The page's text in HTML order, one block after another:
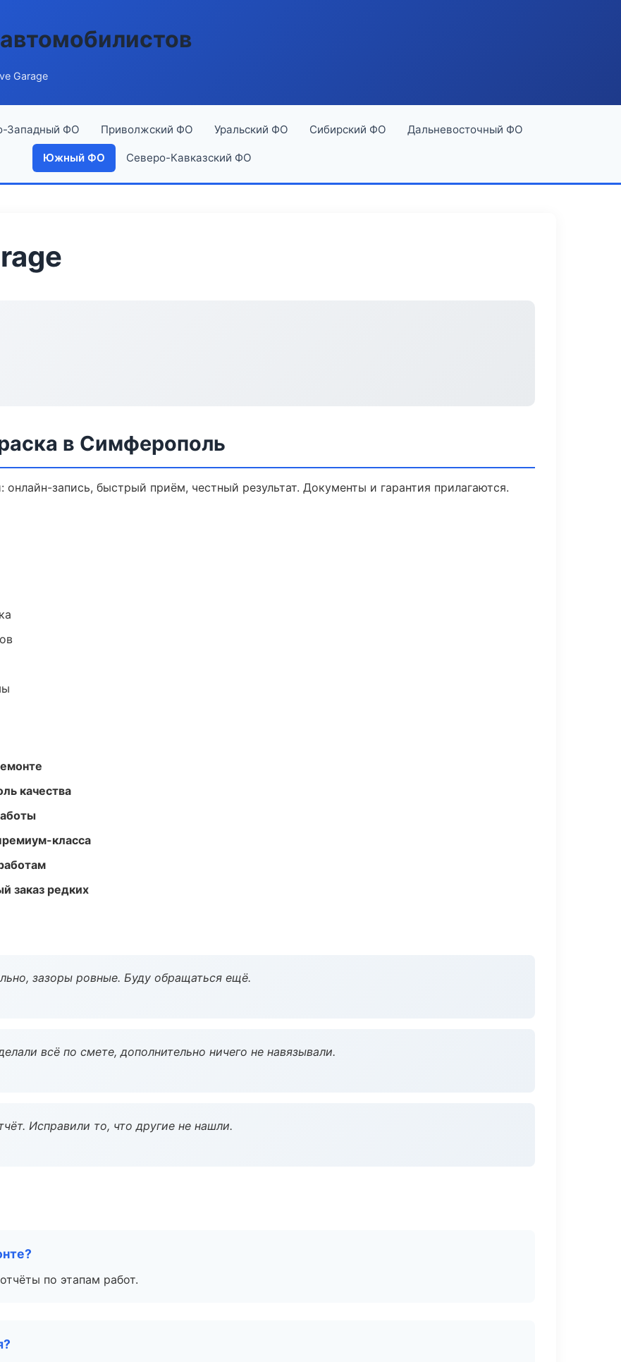
Garage
Западный ФО Приволжский ФО Уральский ФО Сибирский ФО Дальневосточный ФО
Южный ФО Северо-Кавказский ФО
в Симферополь
запись, быстрый приём, честный результат. Документы и гарантия прилагаются.
качества
класса
заказ редких
зазоры ровные. Буду обращаться ещё.
всё по смете, дополнительно ничего не навязывали.
Исправили то, что другие не нашли.
по этапам работ.